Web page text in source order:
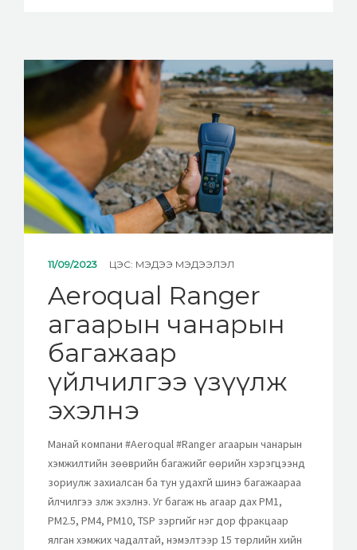
11/09/2023 ЦЭС: МЭДЭЭ МЭДЭЭЛЭЛ
Aeroqual Ranger
агаарын чанарын
багажаар
үйлчилгээ үзүүлж
эхэлнэ
Манай компани #Aeroqual #Ranger агаарын чанарын
хэмжилтийн зөөврийн багажийг өөрийн хэрэгцээнд
зориулж захиалсан ба тун удахгүй шинэ багажаараа
үйлчилгээ үзүүлж эхэлнэ. Уг багаж нь агаар дах PM1,
PM2.5, PM4, PM10, TSP зэргийг нэг дор фракцаар
ялган хэмжих чадалтай, нэмэлтээр 15 төрлийн хийн